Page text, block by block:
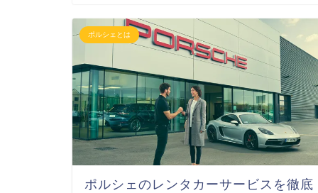
ポルシェとは
ポルシェのレンタカーサービスを徹底